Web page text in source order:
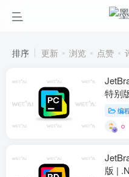
排序 更新 浏览 点赞
特别
编
版 |